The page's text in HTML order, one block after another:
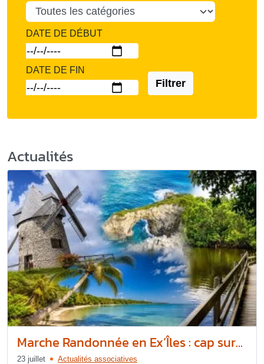
DATE DE DÉBUT
DATE DE FIN
Filtrer
Actualités
Marche Randonnée en Ex’Îles : cap sur...
23 juillet Actualités associatives